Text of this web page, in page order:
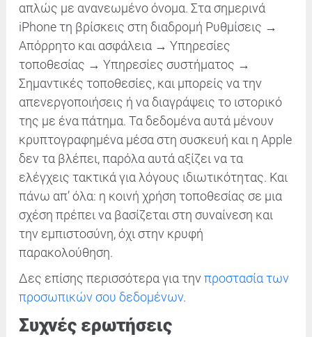
απλώς με ανανεωμένο όνομα. Στα σημερινά
iPhone τη βρίσκεις στη διαδρομή Ρυθμίσεις →
Απόρρητο και ασφάλεια → Υπηρεσίες
τοποθεσίας → Υπηρεσίες συστήματος →
Σημαντικές τοποθεσίες, και μπορείς να την
απενεργοποιήσεις ή να διαγράψεις το ιστορικό
της με ένα πάτημα. Τα δεδομένα αυτά μένουν
κρυπτογραφημένα μέσα στη συσκευή και η Apple
δεν τα βλέπει, παρόλα αυτά αξίζει να τα
ελέγχεις τακτικά για λόγους ιδιωτικότητας. Και
πάνω απ’ όλα: η κοινή χρήση τοποθεσίας σε μια
σχέση πρέπει να βασίζεται στη συναίνεση και
την εμπιστοσύνη, όχι στην κρυφή
παρακολούθηση.
Δες επίσης περισσότερα για τηνπροστασία των
προσωπικών σου δεδομένων.
Συχνές ερωτήσεις